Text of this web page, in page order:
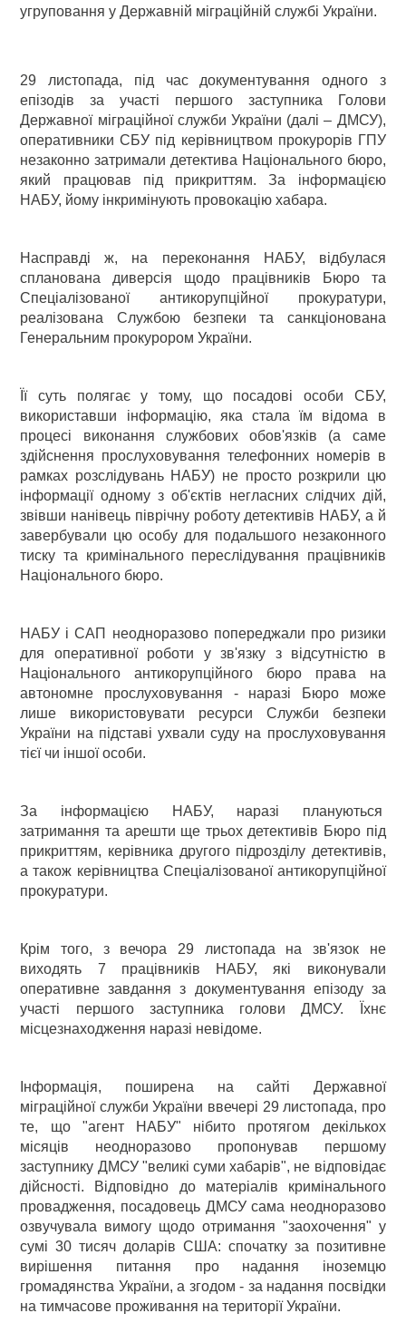
угруповання у Державній міграційній службі України.
29 листопада, під час документування одного з
епізодів за участі першого заступника Голови
Державної міграційної служби України (далі – ДМСУ),
оперативники СБУ під керівництвом прокурорів ГПУ
незаконно затримали детектива Національного бюро,
який працював під прикриттям. За інформацією
НАБУ, йому інкримінують провокацію хабара.
Насправді ж, на переконання НАБУ, відбулася
спланована диверсія щодо працівників Бюро та
Спеціалізованої антикорупційної прокуратури,
реалізована Службою безпеки та санкціонована
Генеральним прокурором України.
Її суть полягає у тому, що посадові особи СБУ,
використавши інформацію, яка стала їм відома в
процесі виконання службових обов'язків (а саме
здійснення прослуховування телефонних номерів в
рамках розслідувань НАБУ) не просто розкрили цю
інформації одному з об'єктів негласних слідчих дій,
звівши нанівець піврічну роботу детективів НАБУ, а й
завербували цю особу для подальшого незаконного
тиску та кримінального переслідування працівників
Національного бюро.
НАБУ і САП неодноразово попереджали про ризики
для оперативної роботи у зв'язку з відсутністю в
Національного антикорупційного бюро права на
автономне прослуховування - наразі Бюро може
лише використовувати ресурси Служби безпеки
України на підставі ухвали суду на прослуховування
тієї чи іншої особи.
За інформацією НАБУ, наразі плануються
затримання та арешти ще трьох детективів Бюро під
прикриттям, керівника другого підрозділу детективів,
а також керівництва Спеціалізованої антикорупційної
прокуратури.
Крім того, з вечора 29 листопада на зв'язок не
виходять 7 працівників НАБУ, які виконували
оперативне завдання з документування епізоду за
участі першого заступника голови ДМСУ. Їхнє
місцезнаходження наразі невідоме.
Інформація, поширена на сайті Державної
міграційної служби України ввечері 29 листопада, про
те, що "агент НАБУ" нібито протягом декількох
місяців неодноразово пропонував першому
заступнику ДМСУ "великі суми хабарів", не відповідає
дійсності. Відповідно до матеріалів кримінального
провадження, посадовець ДМСУ сама неодноразово
озвучувала вимогу щодо отримання "заохочення" у
сумі 30 тисяч доларів США: спочатку за позитивне
вирішення питання про надання іноземцю
громадянства України, а згодом - за надання посвідки
на тимчасове проживання на території України.